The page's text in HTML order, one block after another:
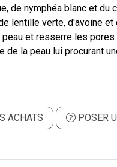
de nymphéa blanc et du
lentille verte, d'avoine et
peau et resserre les
de la peau lui procurant
ACHATS POSER